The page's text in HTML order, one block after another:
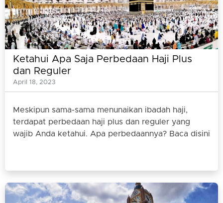
Ketahui Apa Saja Perbedaan Haji Plus
dan Reguler
April 18, 2023
Meskipun sama-sama menunaikan ibadah haji,
terdapat perbedaan haji plus dan reguler yang
wajib Anda ketahui. Apa perbedaannya? Baca disini